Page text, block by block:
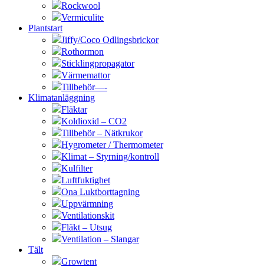
Rockwool
Vermiculite
Plantstart
Jiffy/Coco Odlingsbrickor
Rothormon
Sticklingpropagator
Värmemattor
Tillbehör—-
Klimatanläggning
Fläktar
Koldioxid – CO2
Tillbehör – Nätkrukor
Hygrometer / Thermometer
Klimat – Styrning/kontroll
Kulfilter
Luftfuktighet
Ona Luktborttagning
Uppvärmning
Ventilationskit
Fläkt – Utsug
Ventilation – Slangar
Tält
Growtent